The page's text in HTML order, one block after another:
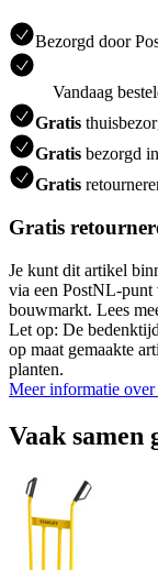
Bezorgd door
Vandaag
Gratis
Gratis bezorgd
Gratis
Gratis
Je kunt dit artikel
via een PostNL-
bouwmarkt. Lees
Let op: De
op maat gemaakte
planten.
Meer informatie
Vaak samen